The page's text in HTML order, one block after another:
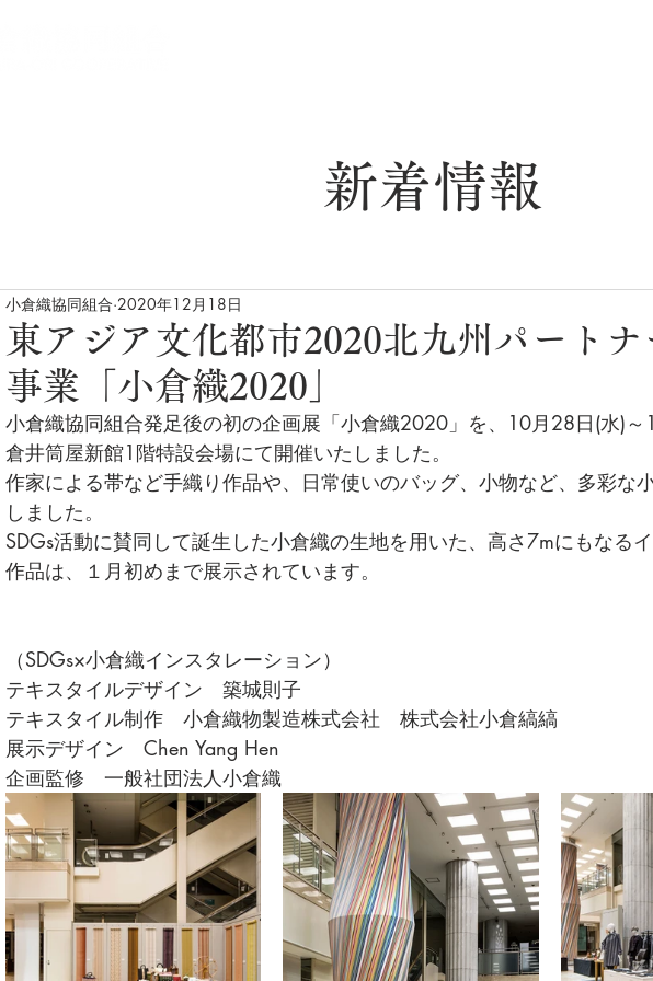
新着情報
東アジア文化都市2020北九州パートナ
事業「小倉織2020」
小倉織協同組合 2020年12月18日
小倉織協同組合発足後の初の企画展「小倉織2020」を、10月28日(水)
倉井筒屋新館1階特設会場にて開催いたしました。
作家による帯など手織り作品や、日常使いのバッグ、小物など、多彩な
しました。
SDGs活動に賛同して誕生した小倉織の生地を用いた、高さ7mにもなる
作品は、１月初めまで展示されています。
（SDGs×小倉織インスタレーション）
テキスタイルデザイン　築城則子
テキスタイル制作　小倉織物製造株式会社　株式会社小倉縞縞
展示デザイン　Chen Yang Hen
企画監修　一般社団法人小倉織